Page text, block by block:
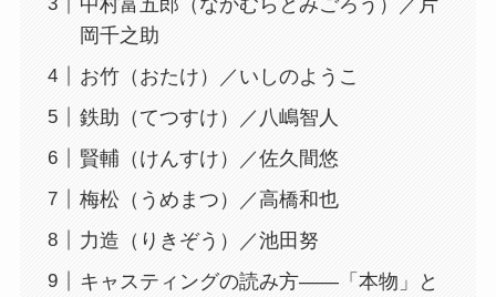
岡千之助
お竹（おたけ）／いしのようこ
鉄助（てつすけ）／八嶋智人
賢輔（けんすけ）／佐久間悠
梅松（うめまつ）／高橋和也
力造（りきぞう）／池田努
キャスティングの読み方——「本物」と